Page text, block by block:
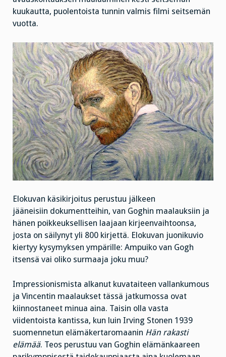
kuukautta, puolentoista tunnin valmis filmi seitsemän
vuotta.
Elokuvan käsikirjoitus perustuu jälkeen
jääneisiin dokumentteihin, van Goghin maalauksiin ja
hänen poikkeuksellisen laajaan kirjeenvaihtoonsa,
josta on säilynyt yli 800 kirjettä. Elokuvan juonikuvio
kiertyy kysymyksen ympärille: Ampuiko van Gogh
itsensä vai oliko surmaaja joku muu?
Impressionismista alkanut kuvataiteen vallankumous
ja Vincentin maalaukset tässä jatkumossa ovat
kiinnostaneet minua aina. Taisin olla vasta
viidentoista kantissa, kun luin Irving Stonen 1939
suomennetun elämäkertaromaanin Hän rakasti
elämää. Teos perustuu van Goghin elämänkaareen